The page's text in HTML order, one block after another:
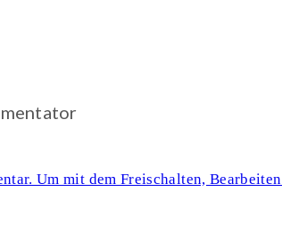
Um mit dem Freischalten,